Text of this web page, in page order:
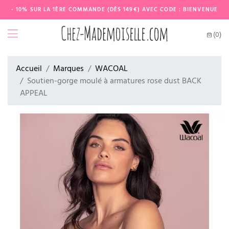
- 10% SUR LA 1ÈRE COMMANDE (DÈS 149€) AVEC CODE : BIENVENUE
(0)
Accueil Marques
WACOAL
Soutien-gorge moulé à armatures rose dust BACK
APPEAL